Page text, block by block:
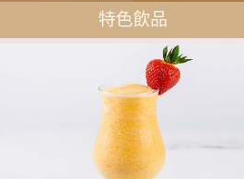
特色飲品